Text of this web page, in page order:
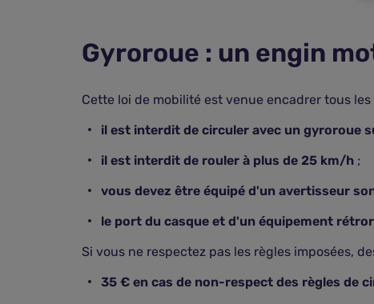
Gyroroue : un engin
Cette loi de mobilité est venue encadrer tous
il est interdit de circuler avec un gyroroue
il est interdit de rouler à plus de 25 km/h ;
vous devez être équipé d'un avertisseur
le port du casque et d'un équipement
Si vous ne respectez pas les règles imposées,
35 € en cas de non-respect des règles de